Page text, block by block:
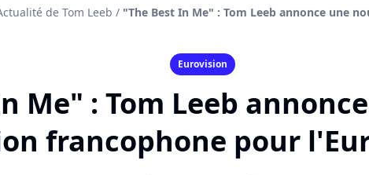
de Tom Leeb / "The Best In Me" : Tom Leeb annonce une
Eurovision
Me" : Tom Leeb
francophone pour